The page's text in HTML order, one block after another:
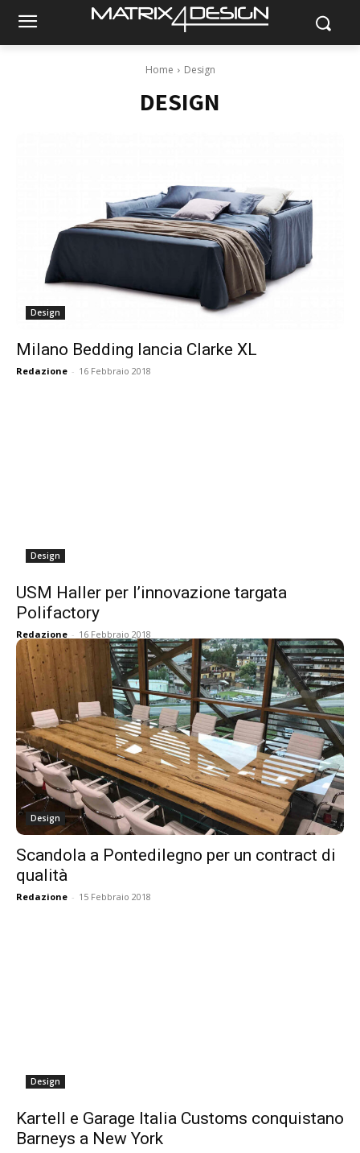
Home Design
DESIGN
Design
Milano Bedding lancia Clarke XL
Redazione - 16 Febbraio 2018
Design
USM Haller per l’innovazione targata
Polifactory
Redazione - 16 Febbraio 2018
Design
Scandola a Pontedilegno per un contract di
qualità
Redazione - 15 Febbraio 2018
Design
Kartell e Garage Italia Customs conquistano
Barneys a New York